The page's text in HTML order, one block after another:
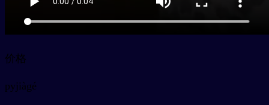
价格
pyjiàgé